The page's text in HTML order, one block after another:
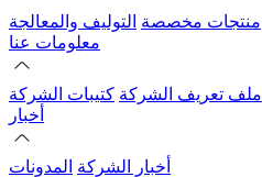
منتجات مخصصة التوليف والمعالجة
معلومات عنا
ملف تعريف الشركة كتيبات الشركة
أخبار
أخبار الشركة المدونات